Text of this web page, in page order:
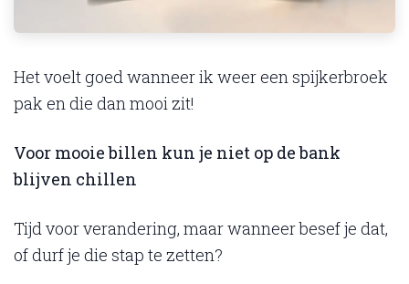
Het voelt goed wanneer ik weer een spijkerbroek
pak en die dan mooi zit!
Voor mooie billen kun je niet op de bank
blijven chillen
Tijd voor verandering, maar wanneer besef je dat,
of durf je die stap te zetten?